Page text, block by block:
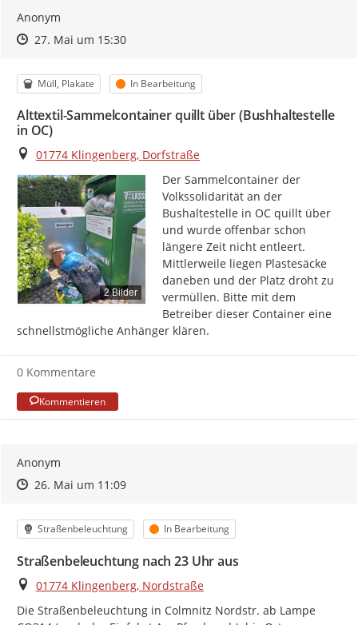
Anonym
Zeitpunkt des Erstellens
Zeitpunkt des Erstellens
27. Mai um 15:30Zur Äußerung
Kategorie
Müll, Plakate Status
In Bearbeitung
Alttextil-Sammelcontainer quillt über (Bushhaltestelle
in OC)
Ort
01774 Klingenberg, Dorfstraße
2 Bilder
Der Sammelcontainer der
Volkssolidarität an der
Bushaltestelle in OC quillt über
und wurde offenbar schon
längere Zeit nicht entleert.
Mittlerweile liegen Plastesäcke
daneben und der Platz droht zu
vermüllen. Bitte mit dem
Betreiber dieser Container eine
schnellstmögliche Anhänger klären.
0 Kommentare
Kommentieren
Anonym
Zeitpunkt des Erstellens
Zeitpunkt des Erstellens
26. Mai um 11:09Zur Äußerung
Kategorie
Straßenbeleuchtung Status
In Bearbeitung
Straßenbeleuchtung nach 23 Uhr aus
Ort
01774 Klingenberg, Nordstraße
Die Straßenbeleuchtung in Colmnitz Nordstr. ab Lampe